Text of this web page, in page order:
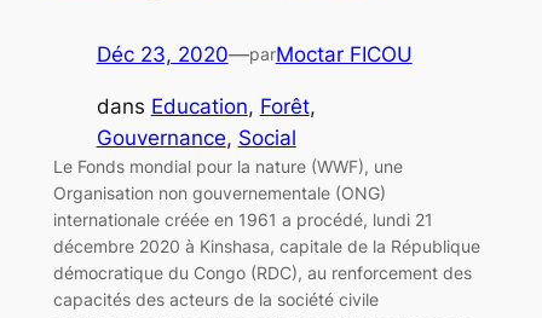
Déc 23, 2020—parMoctar FICOU
dans Education, Forêt
Gouvernance, Social
Le Fonds mondial pour la nature (WWF), une
Organisation non gouvernementale (ONG)
internationale créée en 1961 a procédé, lundi 21
décembre 2020 à Kinshasa, capitale de la République
démocratique du Congo (RDC), au renforcement des
capacités des acteurs de la société civile